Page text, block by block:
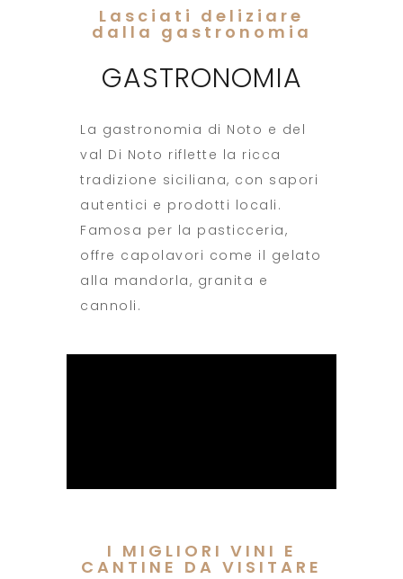
Lasciati deliziare
dalla gastronomia
GASTRONOMIA
La gastronomia di Noto e del
val Di Noto riflette la ricca
tradizione siciliana, con sapori
autentici e prodotti locali.
Famosa per la pasticceria,
offre capolavori come il gelato
alla mandorla, granita e
cannoli.
I MIGLIORI VINI E
CANTINE DA VISITARE